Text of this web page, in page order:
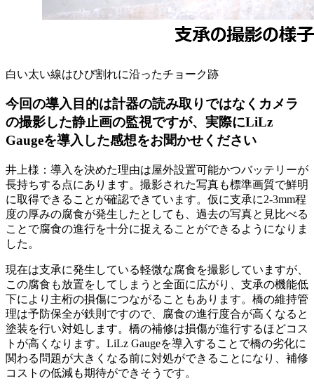
白い太い線はひび割れに沿ったチョーク跡
今回の導入目的は計器の読み取りではなくカメラ
の撮影した静止画の監視ですが、実際にLiLz
Gaugeを導入した感想をお聞かせください
井上様：導入を決めた理由は屋外設置可能かつバッテリーが
長持ちする点にあります。撮影された写真も標準画質で鮮明
に取得できることが確認できています。仮に支承に2-3mm程
度の厚みの腐食が発生したとしても、過去の写真と見比べる
ことで腐食の進行を十分に捉えることができるようになりま
した。
現在は支承に発生している軽微な腐食を撮影していますが、
この腐食も放置をしてしまうと全面に広がり、支承の機能低
下により主桁の損傷につながることもあります。橋の維持管
理は予防保全が鉄則ですので、腐食の進行度合が高くなると
塗装を行い対処します。橋の補修は損傷が進行するほどコス
トが高くなります。LiLz Gaugeを導入することで橋の劣化に
関わる問題が大きくなる前に対処ができることになり、補修
コストの低減も期待ができそうです。